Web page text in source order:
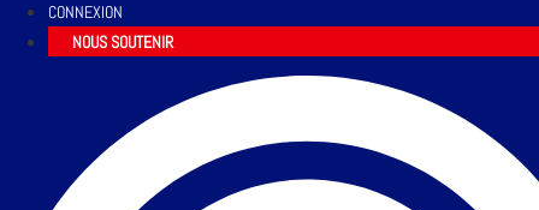
CONNEXION
NOUS SOUTENIR